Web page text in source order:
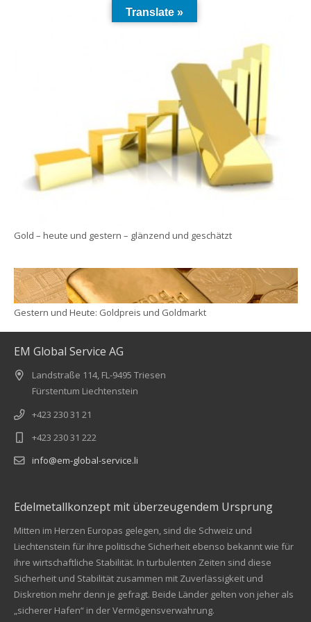
Gold – heute und gestern – glänzend und geschätzt
Gestern und Heute: Goldpreis und Goldmarkt
EM Global Service AG
Landstraße 114, FL-9495 Triesen
Fürstentum Liechtenstein
+423 230 31 21
+423 230 31 222
info@em-global-service.li
Edelmetallkonzept mit überzeugendem Ursprung
Mitten im Herzen Europas gelegen, sind die Schweiz und
Liechtenstein für ihre politische Sicherheit ebenso bekannt wie für
ihre wirtschaftliche Stabilität. In turbulenten Zeiten sind diese
Sicherheit und Stabilität zusammen mit Zuverlässigkeit und
Diskretion mehr denn je gefragt. Beide Länder gelten von jeher als
„sicherer Hafen“ in der Vermögensverwahrung.
Translate »